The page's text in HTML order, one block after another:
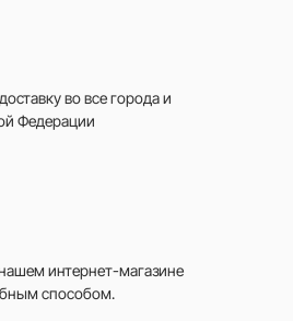
во все городаи
Федерации
интернет-магазине
способом.